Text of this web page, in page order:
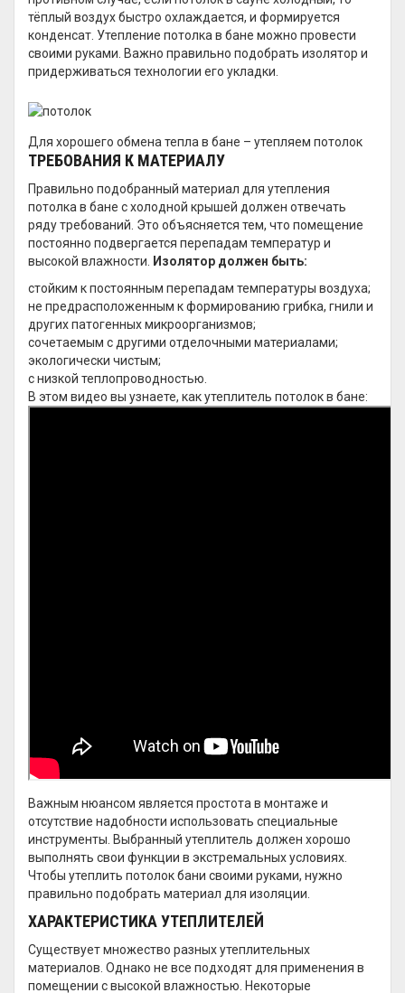
тёплый воздух быстро охлаждается, и формируется
конденсат. Утепление потолка в бане можно провести
своими руками. Важно правильно подобрать изолятор и
придерживаться технологии его укладки.
Для хорошего обмена тепла в бане – утепляем потолок
ТРЕБОВАНИЯ К МАТЕРИАЛУ
Правильно подобранный материал для утепления
потолка в бане с холодной крышей должен отвечать
ряду требований. Это объясняется тем, что помещение
постоянно подвергается перепадам температур и
высокой влажности.
Изолятор должен быть:
стойким к постоянным перепадам температуры воздуха;
не предрасположенным к формированию грибка, гнили и
других патогенных микроорганизмов;
сочетаемым с другими отделочными материалами;
экологически чистым;
с низкой теплопроводностью.
В этом видео вы узнаете, как утеплитель потолок в бане:
Важным нюансом является простота в монтаже и
отсутствие надобности использовать специальные
инструменты. Выбранный утеплитель должен хорошо
выполнять свои функции в экстремальных условиях.
Чтобы утеплить потолок бани своими руками, нужно
правильно подобрать материал для изоляции.
ХАРАКТЕРИСТИКА УТЕПЛИТЕЛЕЙ
Существует множество разных утеплительных
материалов. Однако не все подходят для применения в
помещении с высокой влажностью. Некоторые